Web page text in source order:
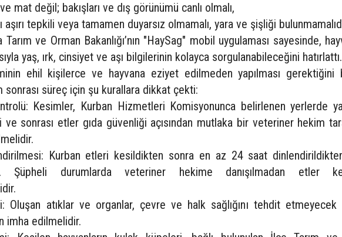
ve mat değil; bakışları ve dış görünümü canlı olmalı,
aşırı tepkili veya tamamen duyarsız olmamalı, yara ve şişliği
Tarım ve Orman Bakanlığı’nın "HaySag" mobil uygulaması sayesinde,
yaş, ırk, cinsiyet ve aşı bilgilerinin kolayca sorgulanabileceğini hatırlattı.
ehil kişilerce ve hayvana eziyet edilmeden yapılması gerektiğini
sonrası süreç için şu kurallara dikkat çekti:
Kesimler, Kurban Hizmetleri Komisyonunca belirlenen yerlerde
sonrası etler gıda güvenliği açısından mutlaka bir veteriner hekim
Kurban etleri kesildikten sonra en az 24 saat
Şüpheli durumlarda veteriner hekime danışılmadan etler
Oluşan atıklar ve organlar, çevre ve halk sağlığını tehdit etmeyecek
imha edilmelidir.